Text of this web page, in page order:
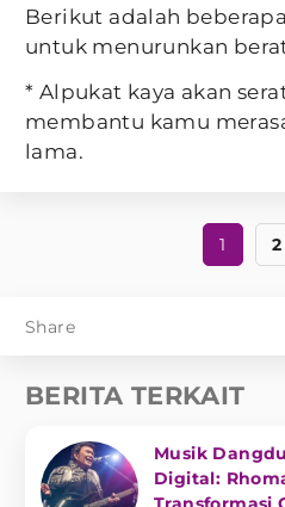
Berikut adalah
untuk menurunkan
* Alpukat kaya akan
membantu kamu
lama.
1 2
Share
BERITA TERKAIT
Musik
Digital: